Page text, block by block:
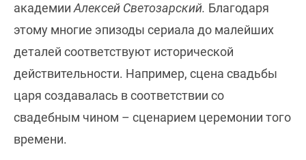
академииАлексей Светозарский. Благодаря
этому многие эпизоды сериала до малейших
деталей соответствуют исторической
действительности. Например, сцена свадьбы
царя создавалась в соответствии со
свадебным чином – сценарием церемонии того
времени.